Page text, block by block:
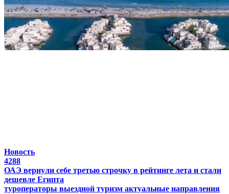
Новость
4288
ОАЭ вернули себе третью строчку в рейтинге лета и стали
дешевле Египта
туроператоры выездной туризм актуальные направления